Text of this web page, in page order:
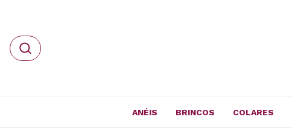
ANÉIS BRINCOS COLARES